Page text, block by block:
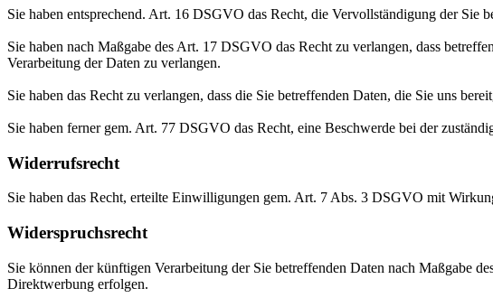
Sie haben entsprechend. Art. 16 DSGVO das Recht, die Vervollständigung der
Sie haben nach Maßgabe des Art. 17 DSGVO das Recht zu verlangen, dass
Verarbeitung der Daten zu verlangen.
Sie haben das Recht zu verlangen, dass die Sie betreffenden Daten, die Sie uns
Sie haben ferner gem. Art. 77 DSGVO das Recht, eine Beschwerde bei der
Widerrufsrecht
Sie haben das Recht, erteilte Einwilligungen gem. Art. 7 Abs. 3 DSGVO mit
Widerspruchsrecht
Sie können der künftigen Verarbeitung der Sie betreffenden Daten nach Maßgabe
Direktwerbung erfolgen.